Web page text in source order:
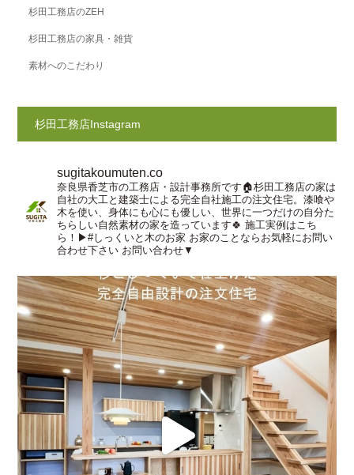
杉田工務店のZEH
杉田工務店の家具・雑貨
素材へのこだわり
杉田工務店Instagram
sugitakoumuten.co
奈良県香芝市の工務店・設計事務所です🏠杉田工務店の家は
自社の大工と建築士による完全自社施工の注文住宅。漆喰や
木を使い、身体にも心にも優しい、世界に一つだけの自分た
ちらしい自然素材の家を造っています🍀 施工実例はこち
ら！▶︎#しっくいと木のお家 お家のことならお気軽にお問い
合わせ下さい お問い合わせ▼